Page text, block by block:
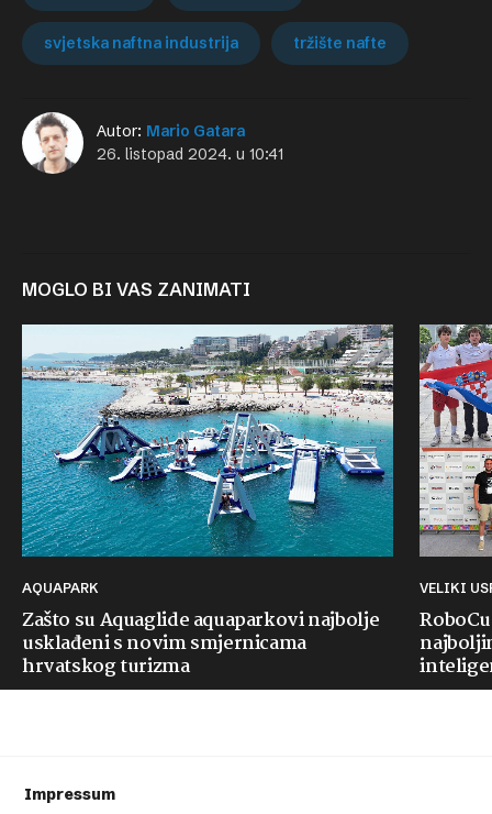
svjetska naftna industrija tržište nafte
Autor: Mario Gatara
26. listopad 2024. u 10:41
MOGLO BI VAS ZANIMATI
AQUAPARK
Zašto su Aquaglide aquaparkovi najbolje
usklađeni s novim smjernicama
hrvatskog turizma
VELIKI
Impressum